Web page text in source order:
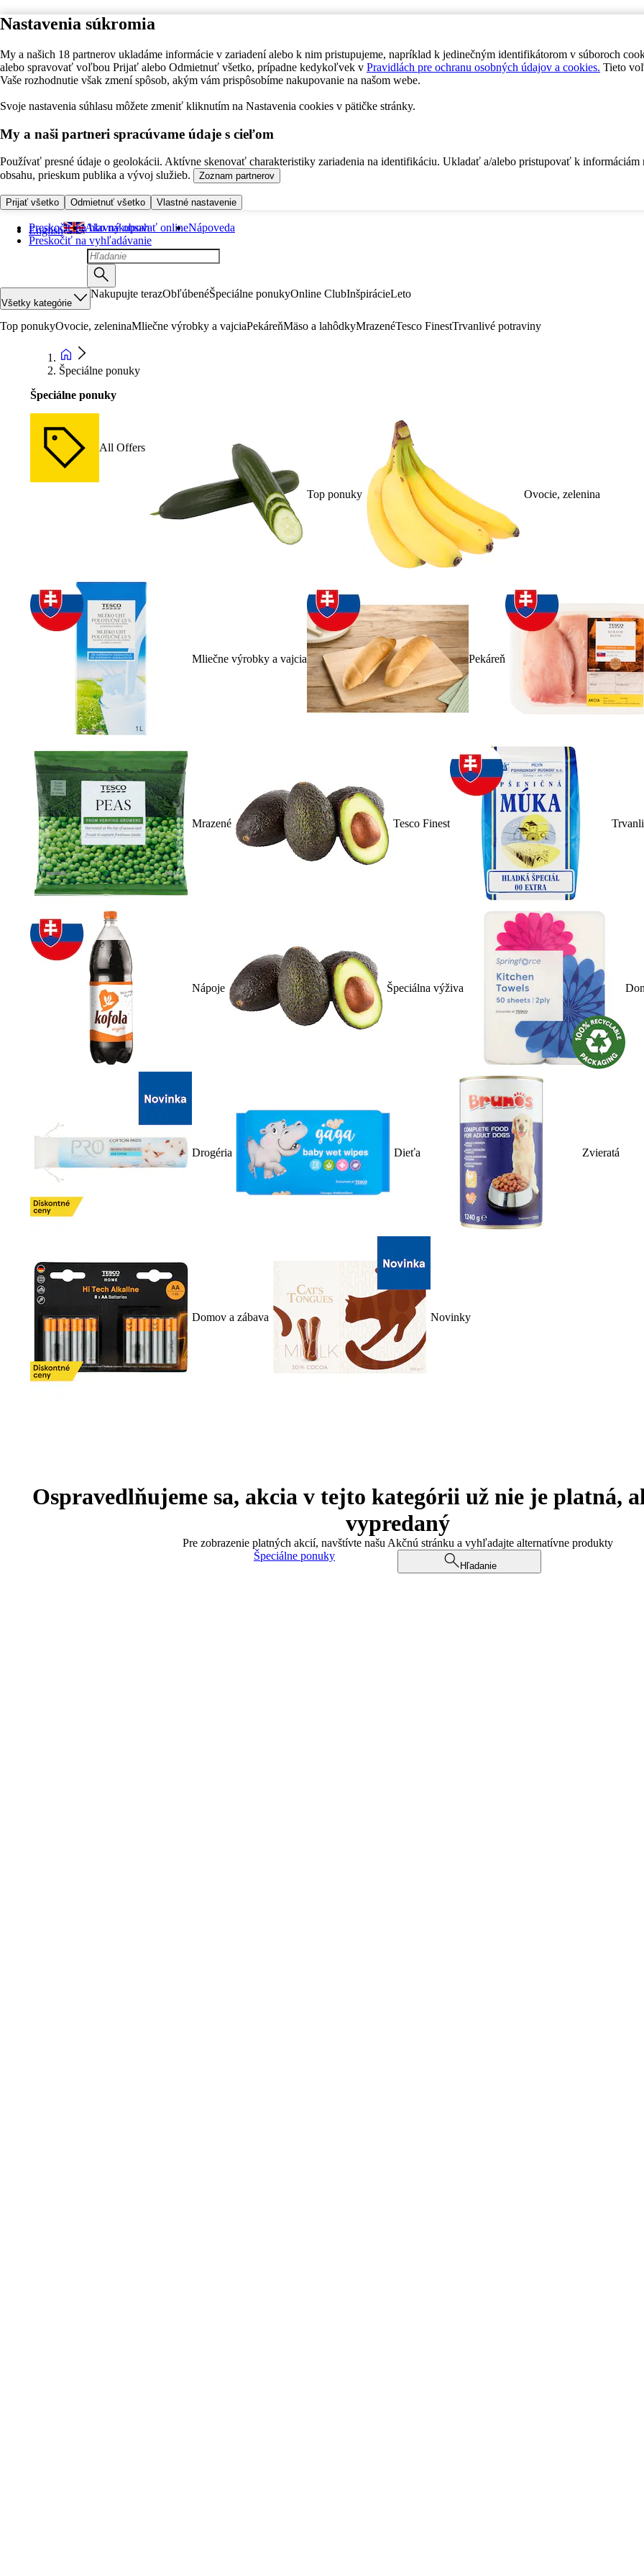
Nastavenia súkromia
My a našich 18 partnerov ukladáme informácie v zariadení alebo k nim pristupujeme, napríklad k jedinečným identifikátorom v súboroch
alebo spravovať voľbou Prijať alebo Odmietnuť všetko, prípadne kedykoľvek v Pravidlách pre ochranu osobných údajov a cookies. Tieto
Vaše rozhodnutie však zmení spôsob, akým vám prispôsobíme nakupovanie na našom webe.
Svoje nastavenia súhlasu môžete zmeniť kliknutím na Nastavenia cookies v pätičke stránky.
My a naši partneri spracúvame údaje s cieľom
Používať presné údaje o geolokácii. Aktívne skenovať charakteristiky zariadenia na identifikáciu. Ukladať a/alebo pristupovať k informáciám
obsahu, prieskum publika a vývoj služieb.
Zoznam partnerov
Prijať všetko Odmietnuť všetko Vlastné nastavenie
Preskočiť na hlavný obsah
Preskočiť na vyhľadávanie
English Ako nakupovať onlineNápoveda
Všetky kategórie
Nakupujte terazObľúbenéŠpeciálne ponukyOnline ClubInšpirácieLeto
Top ponukyOvocie, zeleninaMliečne výrobky a vajciaPekáreňMäso a lahôdkyMrazenéTesco FinestTrvanlivé potraviny
Špeciálne ponuky
Špeciálne ponuky
All Offers
Top ponuky Ovocie, zelenina
Mliečne výrobky a vajcia Pekáreň
Mrazené Tesco Finest
Nápoje Špeciálna výživa
Drogéria Dieťa Zvieratá
Domov a zábava Novinky
Ospravedlňujeme sa, akcia v tejto kategórii už nie je platná,
vypredaný
Pre zobrazenie platných akcií, navštívte našu Akčnú stránku a vyhľadajte alternatívne produkty
Špeciálne ponuky
Hľadanie